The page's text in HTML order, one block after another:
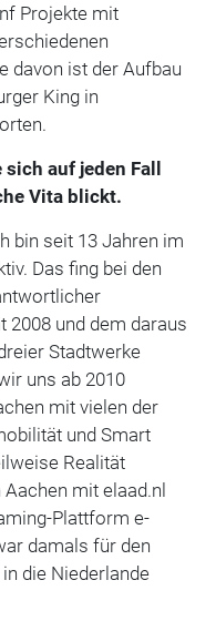
Projekte mit
davon ist der Aufbau
King in
auf jeden Fall
Vita blickt.
bin seit 13 Jahren im
Das fing bei den
und dem daraus
Stadtwerke
uns ab 2010
mit vielen der
und Smart
Realität
mit elaad.nl
Plattform e-
damals für den
die Niederlande